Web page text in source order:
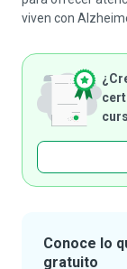
viven con
Conoce lo
gratuito